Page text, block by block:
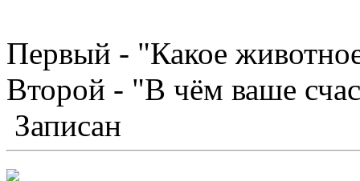
Первый - "Какое
Второй - "В чём ваше
Записан